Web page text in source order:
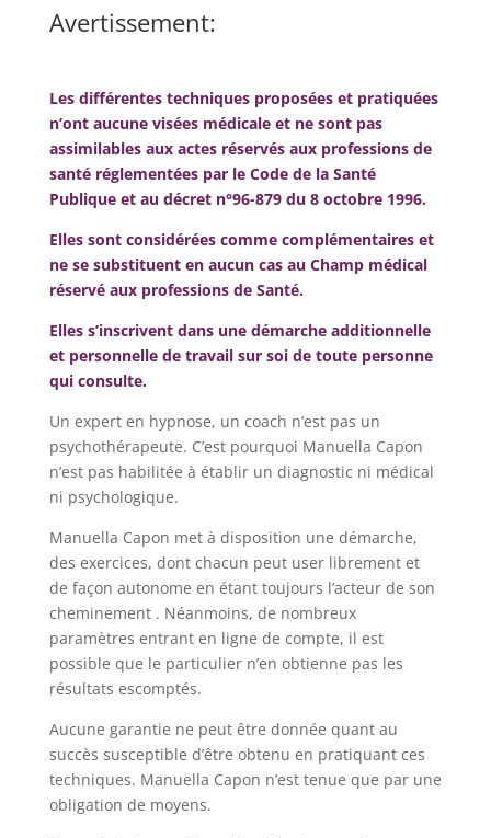
Avertissement:
Les différentes techniques proposées et pratiquées
n’ont aucune visées médicale et ne sont pas
assimilables aux actes réservés aux professions de
santé réglementées par le Code de la Santé
Publique et au décret n°96-879 du 8 octobre 1996.
Elles sont considérées comme complémentaires et
ne se substituent en aucun cas au Champ médical
réservé aux professions de Santé.
Elles s’inscrivent dans une démarche additionnelle
et personnelle de travail sur soi de toute personne
qui consulte.
Un expert en hypnose, un coach n’est pas un
psychothérapeute. C’est pourquoi Manuella Capon
n’est pas habilitée à établir un diagnostic ni médical
ni psychologique.
Manuella Capon met à disposition une démarche,
des exercices, dont chacun peut user librement et
de façon autonome en étant toujours l’acteur de son
cheminement . Néanmoins, de nombreux
paramètres entrant en ligne de compte, il est
possible que le particulier n’en obtienne pas les
résultats escomptés.
Aucune garantie ne peut être donnée quant au
succès susceptible d’être obtenu en pratiquant ces
techniques. Manuella Capon n’est tenue que par une
obligation de moyens.